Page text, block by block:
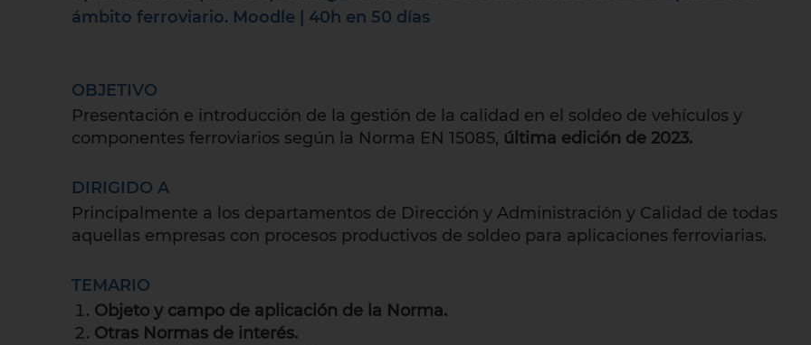
ámbito ferroviario. Moodle | 40h en 50 días
OBJETIVO
Presentación e introducción de la gestión de la calidad en el soldeo de vehículos y
componentes ferroviarios según la Norma EN 15085, última edición de 2023.
DIRIGIDO A
Principalmente a los departamentos de Dirección y Administración y Calidad de todas
aquellas empresas con procesos productivos de soldeo para aplicaciones ferroviarias.
TEMARIO
Objeto y campo de aplicación de la Norma.
Otras Normas de interés.